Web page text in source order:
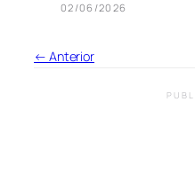
02/06/2026
← Anterior